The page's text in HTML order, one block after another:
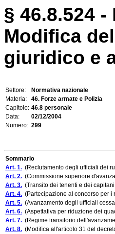
§ 46.8.524
Modifica
giuridico e
Settore:
Normativa nazionale
Materia:
46. Forze armate e Polizia
Capitolo: 46.8 personale
Data:
02/12/2004
Numero: 299
Sommario
Art. 1. (Reclutamento degli ufficiali dei
Art. 2. (Commissione superiore
Art. 3. (Transito dei tenenti e dei
Art. 4. (Partecipazione al concorso per i
Art. 5. (Avanzamento degli ufficiali
Art. 6. (Aspettativa per riduzione dei
Art. 7. (Regime transitorio
Art. 8. (Modifica all'articolo 31 del